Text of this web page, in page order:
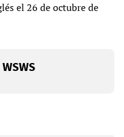
el 26 de octubre de